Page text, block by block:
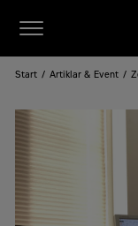
Start Artiklar & Event